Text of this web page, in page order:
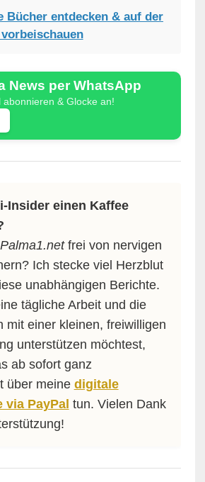
Bücher entdecken & auf der
News per WhatsApp
abonnieren & Glocke an!
Insider einen Kaffee
frei von nervigen
Ich stecke viel Herzblut
unabhängigen Berichte.
tägliche Arbeit und die
mit einer kleinen, freiwilligen
unterstützen möchtest,
ab sofort ganz
über meine digitale
via PayPal tun. Vielen Dank